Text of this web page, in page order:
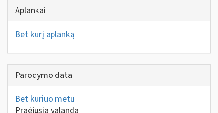
Aplankai
Bet kurį aplanką
Parodymo data
Bet kuriuo metu
Praėjusią valandą